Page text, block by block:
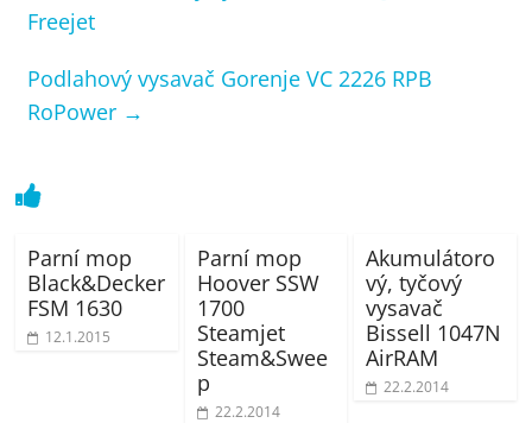
Freejet
Podlahový vysavač Gorenje VC 2226 RPB
RoPower →
Parní mop
Black&Decker
FSM 1630
12.1.2015
Parní mop
Hoover SSW
1700
Steamjet
Steam&Swee
p
22.2.2014
Akumulátoro
vý, tyčový
vysavač
Bissell 1047N
AirRAM
22.2.2014